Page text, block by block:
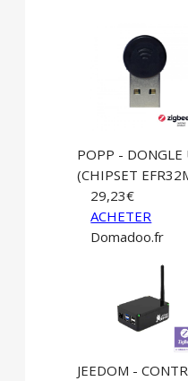
POPP - DONGLE
(CHIPSET
29,23€
ACHETER
Domadoo.fr
JEEDOM -